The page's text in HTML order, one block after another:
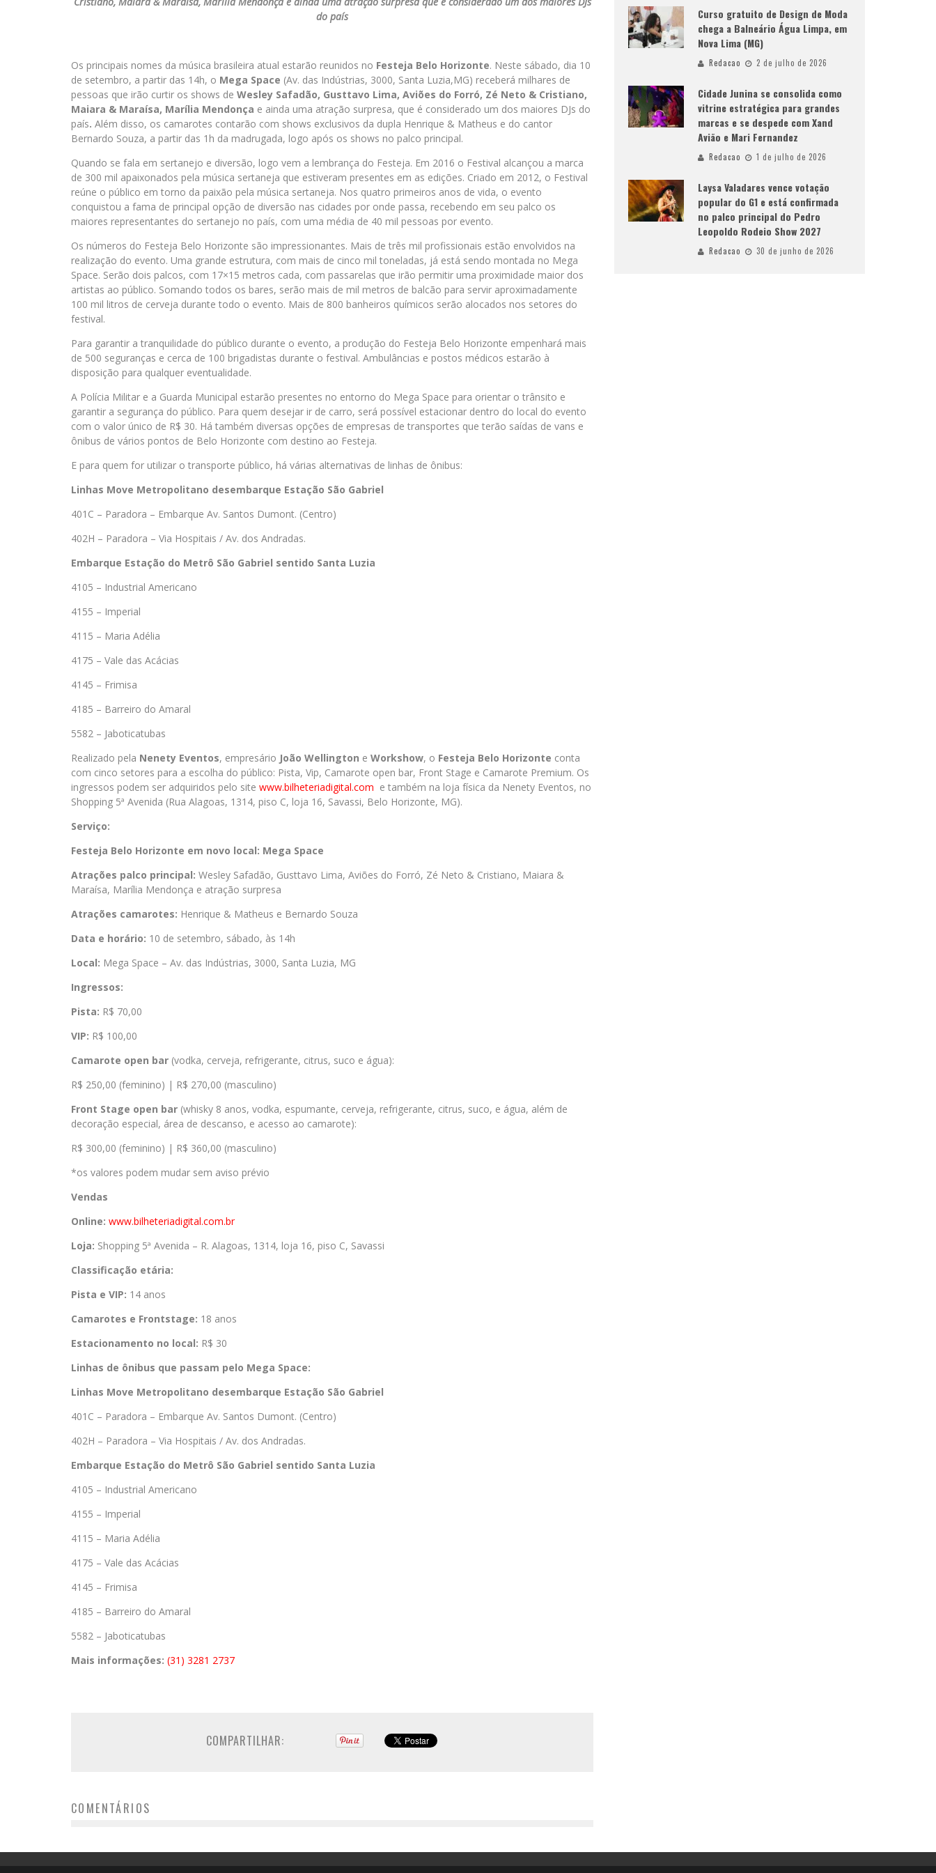
do país
Os principais nomes da música brasileira atual estarão reunidos no Festeja Belo Horizonte. Neste sábado, dia 10
de setembro, a partir das 14h, o Mega Space (Av. das Indústrias, 3000, Santa Luzia,MG) receberá milhares de
pessoas que irão curtir os shows de Wesley Safadão, Gusttavo Lima, Aviões do Forró, Zé Neto & Cristiano,
Maiara & Maraísa, Marília Mendonça e ainda uma atração surpresa, que é considerado um dos maiores DJs do
país. Além disso, os camarotes contarão com shows exclusivos da dupla Henrique & Matheus e do cantor
Bernardo Souza, a partir das 1h da madrugada, logo após os shows no palco principal.
Quando se fala em sertanejo e diversão, logo vem a lembrança do Festeja. Em 2016 o Festival alcançou a marca
de 300 mil apaixonados pela música sertaneja que estiveram presentes em as edições. Criado em 2012, o Festival
reúne o público em torno da paixão pela música sertaneja. Nos quatro primeiros anos de vida, o evento
conquistou a fama de principal opção de diversão nas cidades por onde passa, recebendo em seu palco os
maiores representantes do sertanejo no país, com uma média de 40 mil pessoas por evento.
Os números do Festeja Belo Horizonte são impressionantes. Mais de três mil profissionais estão envolvidos na
realização do evento. Uma grande estrutura, com mais de cinco mil toneladas, já está sendo montada no Mega
Space. Serão dois palcos, com 17×15 metros cada, com passarelas que irão permitir uma proximidade maior dos
artistas ao público. Somando todos os bares, serão mais de mil metros de balcão para servir aproximadamente
100 mil litros de cerveja durante todo o evento. Mais de 800 banheiros químicos serão alocados nos setores do
festival.
Para garantir a tranquilidade do público durante o evento, a produção do Festeja Belo Horizonte empenhará mais
de 500 seguranças e cerca de 100 brigadistas durante o festival. Ambulâncias e postos médicos estarão à
disposição para qualquer eventualidade.
A Polícia Militar e a Guarda Municipal estarão presentes no entorno do Mega Space para orientar o trânsito e
garantir a segurança do público. Para quem desejar ir de carro, será possível estacionar dentro do local do evento
com o valor único de R$ 30. Há também diversas opções de empresas de transportes que terão saídas de vans e
ônibus de vários pontos de Belo Horizonte com destino ao Festeja.
E para quem for utilizar o transporte público, há várias alternativas de linhas de ônibus:
Linhas Move Metropolitano desembarque Estação São Gabriel
401C – Paradora – Embarque Av. Santos Dumont. (Centro)
402H – Paradora – Via Hospitais / Av. dos Andradas.
Embarque Estação do Metrô São Gabriel sentido Santa Luzia
4105 – Industrial Americano
4155 – Imperial
4115 – Maria Adélia
4175 – Vale das Acácias
4145 – Frimisa
4185 – Barreiro do Amaral
5582 – Jaboticatubas
Realizado pela Nenety Eventos, empresário João Wellington e Workshow, o Festeja Belo Horizonte conta
com cinco setores para a escolha do público: Pista, Vip, Camarote open bar, Front Stage e Camarote Premium. Os
ingressos podem ser adquiridos pelo site www.bilheteriadigital.com e também na loja física da Nenety Eventos, no
Shopping 5ª Avenida (Rua Alagoas, 1314, piso C, loja 16, Savassi, Belo Horizonte, MG).
Serviço:
Festeja Belo Horizonte em novo local: Mega Space
Atrações palco principal: Wesley Safadão, Gusttavo Lima, Aviões do Forró, Zé Neto & Cristiano, Maiara &
Maraísa, Marília Mendonça e atração surpresa
Atrações camarotes: Henrique & Matheus e Bernardo Souza
Data e horário: 10 de setembro, sábado, às 14h
Local: Mega Space – Av. das Indústrias, 3000, Santa Luzia, MG
Ingressos:
Pista: R$ 70,00
VIP: R$ 100,00
Camarote open bar (vodka, cerveja, refrigerante, citrus, suco e água):
R$ 250,00 (feminino) | R$ 270,00 (masculino)
Front Stage open bar (whisky 8 anos, vodka, espumante, cerveja, refrigerante, citrus, suco, e água, além de
decoração especial, área de descanso, e acesso ao camarote):
R$ 300,00 (feminino) | R$ 360,00 (masculino)
*os valores podem mudar sem aviso prévio
Vendas
Online: www.bilheteriadigital.com.br
Loja: Shopping 5ª Avenida – R. Alagoas, 1314, loja 16, piso C, Savassi
Classificação etária:
Pista e VIP: 14 anos
Camarotes e Frontstage: 18 anos
Estacionamento no local: R$ 30
Linhas de ônibus que passam pelo Mega Space:
Linhas Move Metropolitano desembarque Estação São Gabriel
401C – Paradora – Embarque Av. Santos Dumont. (Centro)
402H – Paradora – Via Hospitais / Av. dos Andradas.
Embarque Estação do Metrô São Gabriel sentido Santa Luzia
4105 – Industrial Americano
4155 – Imperial
4115 – Maria Adélia
4175 – Vale das Acácias
4145 – Frimisa
4185 – Barreiro do Amaral
5582 – Jaboticatubas
Mais informações: (31) 3281 2737
COMPARTILHAR:
COMENTÁRIOS
Curso gratuito de Design de Moda
chega a Balneário Água Limpa, em
Nova Lima (MG)
Redacao 2 de julho de 2026
Cidade Junina se consolida como
vitrine estratégica para grandes
marcas e se despede com Xand
Avião e Mari Fernandez
Redacao 1 de julho de 2026
Laysa Valadares vence votação
popular do G1 e está confirmada
no palco principal do Pedro
Leopoldo Rodeio Show 2027
Redacao 30 de junho de 2026